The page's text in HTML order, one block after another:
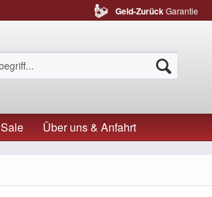
Geld-ZurückGarantie
Sale Über uns & Anfahrt